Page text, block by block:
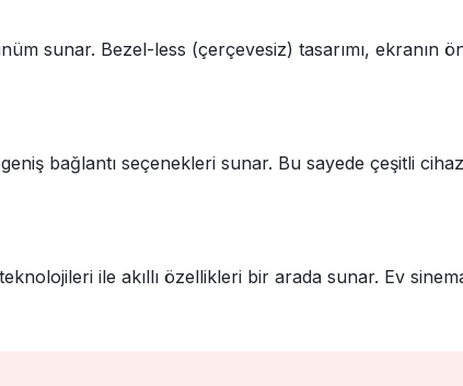
sunar. Bezel-less (çerçevesiz) tasarımı, ekranın ön
bağlantı seçenekleri sunar. Bu sayede çeşitli
ile akıllı özellikleri bir arada sunar. Ev